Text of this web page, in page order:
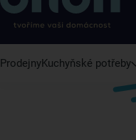
ProdejnyKuchyňské potřeby